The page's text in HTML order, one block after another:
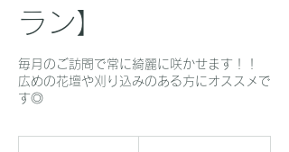
ラン】
毎月のご訪問で常に綺麗に咲かせます！！
広めの花壇や刈り込みのある方にオススメで
す◎